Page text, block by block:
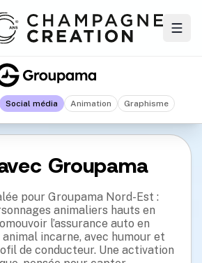
Social média Animation Graphisme
Groupama
pour Groupama Nord-Est :
animaliers hauts en
l’assurance auto en
animal incarne, avec humour et
de conducteur. Une activation